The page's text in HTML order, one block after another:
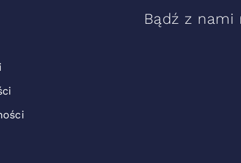
Bądź z nami